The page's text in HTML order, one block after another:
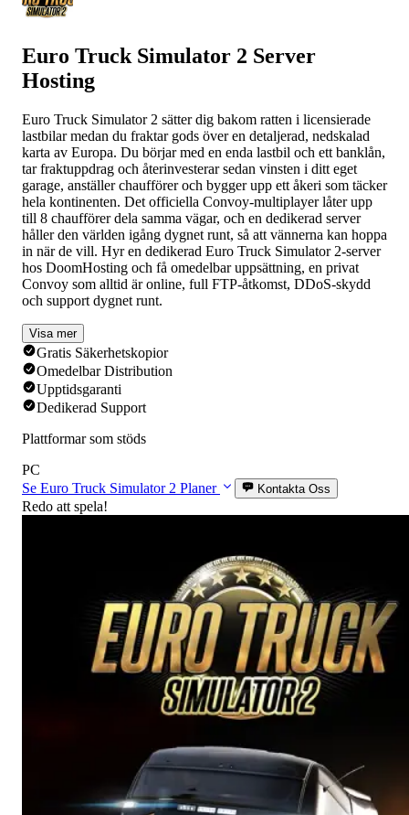
Euro Truck Simulator 2 Server
Hosting
Euro Truck Simulator 2 sätter dig bakom ratten i licensierade
lastbilar medan du fraktar gods över en detaljerad, nedskalad
karta av Europa. Du börjar med en enda lastbil och ett banklån,
tar fraktuppdrag och återinvesterar sedan vinsten i ditt eget
garage, anställer chaufförer och bygger upp ett åkeri som täcker
hela kontinenten. Det officiella Convoy-multiplayer låter upp
till 8 chaufförer dela samma vägar, och en dedikerad server
håller den världen igång dygnet runt, så att vännerna kan hoppa
in när de vill. Hyr en dedikerad Euro Truck Simulator 2-server
hos DoomHosting och få omedelbar uppsättning, en privat
Convoy som alltid är online, full FTP-åtkomst, DDoS-skydd
och support dygnet runt.
Visa mer
Gratis Säkerhetskopior
Omedelbar Distribution
Upptidsgaranti
Dedikerad Support
Plattformar som stöds
PC
Se Euro Truck Simulator 2 Planer
Kontakta Oss
Redo att spela!